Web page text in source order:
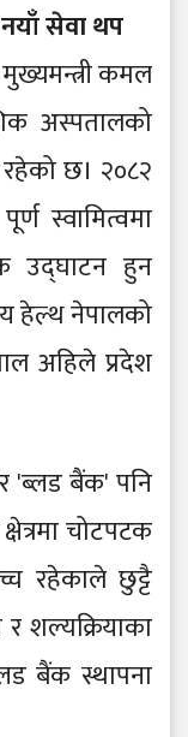
सेवा थप
कमल
अस्पतालको
छ। २०८२
स्वामित्वमा
उद्घाटन हुन
हेल्थ नेपालको
अहिले प्रदेश
'ब्लड बैंक' पनि
चोटपटक
रहेकाले छुट्टै
र शल्यक्रियाका
बैंक स्थापना